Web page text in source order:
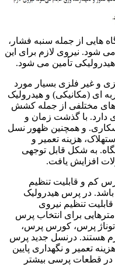
هایی از جمله سنبه فشار،
شود. نیروی لازم برای این
تأمین می شود.
و غیر فلزی بسیار مورد
ای (مکانیکی) و هیدرولیک
مختلفی از جمله کشش
دارد. با گذشت زمان و
و همچنین ظهور نسل
هزینه تعمیر و
به شکل قابل توجهی
افزایش یافت.
کم و قابلیت تنظیم
در پرس هیدرولیک
تنظیم نیروی
برای انتخاب پرس
توناژ پرس، کورس پرس،
هستند. درنسل جدید پرس
تعمیر و نگهداری پایین
در قطعات پرسی بیشتر